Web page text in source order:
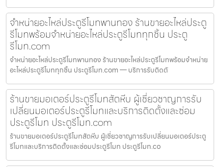
จำหน่ายอะไหล่ประตูรีโมทพานทอง ร้านขายอะไหล่ประตู
รีโมทพร้อมจำหน่ายอะไหล่ประตูรีโมททุกชิ้น ประตู
รีโมท.com
จำหน่ายอะไหล่ประตูรีโมทพานทอง ร้านขายอะไหล่ประตูรีโมทพร้อมจำหน่าย
อะไหล่ประตูรีโมททุกชิ้น ประตูรีโมท.com — บริการรับติดตั
ร้านขายมอเตอร์ประตูรีโมทสัตหีบ ผู้เชี่ยวชาญการรับ
เปลี่ยนมอเตอร์ประตูรีโมทและบริการติดตั้งและซ่อม
ประตูรีโมท ประตูรีโมท.com
ร้านขายมอเตอร์ประตูรีโมทสัตหีบ ผู้เชี่ยวชาญการรับเปลี่ยนมอเตอร์ประตู
รีโมทและบริการติดตั้งและซ่อมประตูรีโมท ประตูรีโมท.co